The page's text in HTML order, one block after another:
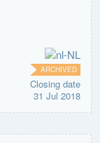
ARCHIVED
Closing date
31 Jul 2018